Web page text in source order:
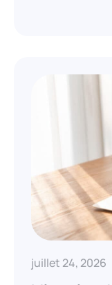
juillet 24, 2026